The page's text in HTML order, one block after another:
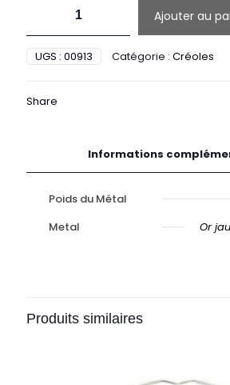
Créoles
électroform.
Or
Ajouter au
UGS : 00913 Catégorie : Créoles
Share
Informations
Poids du Métal
Metal
Or
Produits similaires